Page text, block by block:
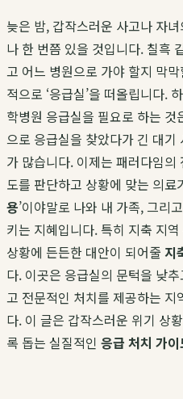
늦은 밤, 갑작스러운 사고나 자
나 한 번쯤 있을 것입니다. 칠흑
고 어느 병원으로 가야 할지 막
적으로 ‘응급실’을 떠올립니다.
학병원 응급실을 필요로 하는
으로 응급실을 찾았다가 긴 대
가 많습니다. 이제는 패러다임
도를 판단하고 상황에 맞는 의료
용’이야말로 나와 내 가족, 그리
키는 지혜입니다. 특히 지축 지
상황에 든든한 대안이 되어줄 지
다. 이곳은 응급실의 문턱을 낮
고 전문적인 처치를 제공하는
다. 이 글은 갑작스러운 위기 상
록 돕는 실질적인 응급 처치 가이